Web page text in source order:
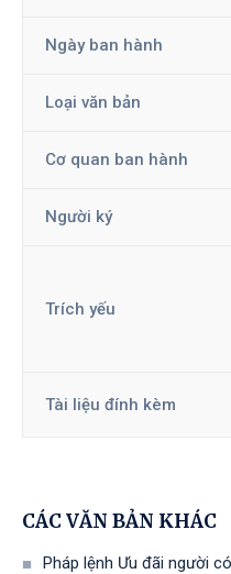
Ngày ban hành
Loại văn bản
Cơ quan ban hành
Người ký
Trích yếu
Tài liệu đính kèm
CÁC VĂN BẢN KHÁC
Pháp lệnh Ưu đãi người